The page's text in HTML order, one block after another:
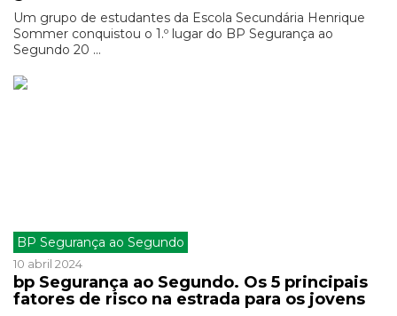
Um grupo de estudantes da Escola Secundária Henrique
Sommer conquistou o 1.º lugar do BP Segurança ao
Segundo 20 ...
BP Segurança ao Segundo
10 abril 2024
bp Segurança ao Segundo. Os 5 principais
fatores de risco na estrada para os jovens